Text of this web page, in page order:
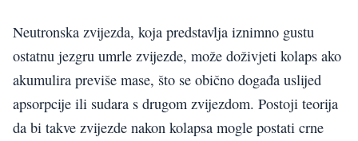
Neutronska zvijezda, koja predstavlja iznimno gustu
ostatnu jezgru umrle zvijezde, može doživjeti kolaps ako
akumulira previše mase, što se obično događa uslijed
apsorpcije ili sudara s drugom zvijezdom. Postoji teorija
da bi takve zvijezde nakon kolapsa mogle postati crne